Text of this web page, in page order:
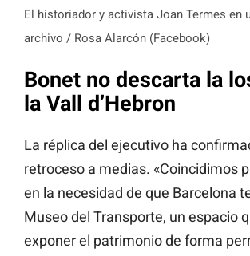
El historiador y activista Joan Termes en
archivo / Rosa Alarcón (Facebook)
Bonet no descarta la
la Vall d’Hebron
La réplica del ejecutivo ha
retroceso a medias. «Coincidimos
en la necesidad de que Barcelona
Museo del Transporte, un espacio
exponer el patrimonio de forma